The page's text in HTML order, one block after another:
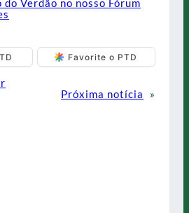
Verdão no nosso Fórum
Favorite o PTD
Próxima notícia
»